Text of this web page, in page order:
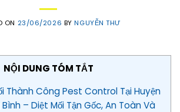
ON 23/06/2026 BYNGUYỄN THƯ
NỘI DUNG TÓM TẮT
Thành Công Pest Control Tại Huyện
– Diệt Mối Tận Gốc, An Toàn Và